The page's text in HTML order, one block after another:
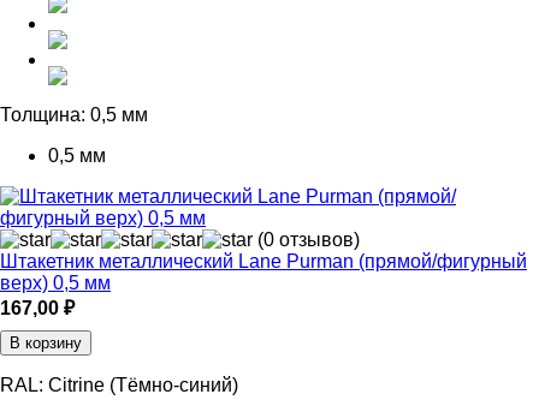
Толщина: 0,5 мм
0,5 мм
(0 отзывов)
Штакетник металлический Lane Purman (прямой/фигурный
верх) 0,5 мм
167,00 ₽
В корзину
RAL: Citrine (Тёмно-синий)